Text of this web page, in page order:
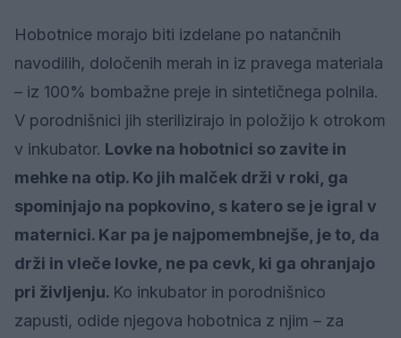
Hobotnice morajo biti izdelane po natančnih
navodilih, določenih merah in iz pravega materiala
– iz 100% bombažne preje in sintetičnega polnila.
V porodnišnici jih sterilizirajo in položijo k otrokom
v inkubator. Lovke na hobotnici so zavite in
mehke na otip. Ko jih malček drži v roki, ga
spominjajo na popkovino, s katero se je igral v
maternici. Kar pa je najpomembnejše, je to, da
drži in vleče lovke, ne pa cevk, ki ga ohranjajo
pri življenju. Ko inkubator in porodnišnico
zapusti, odide njegova hobotnica z njim – za